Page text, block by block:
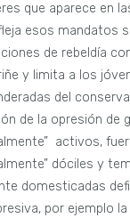
que aparece en
esos mandatos
de rebeldía
y limita a los
del
de la opresión de
activos,
dóciles y
domesticadas
por ejemplo la